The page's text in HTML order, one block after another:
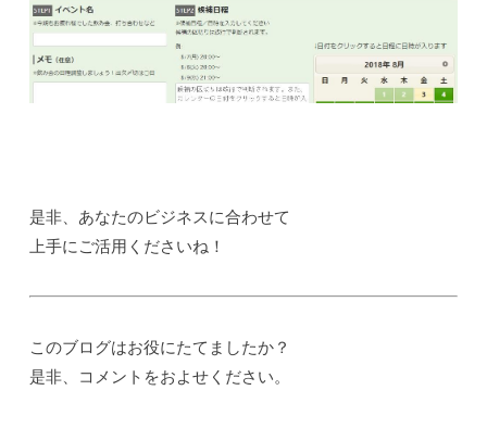
是非、あなたのビジネスに合わせて
上手にご活用くださいね！
このブログはお役にたてましたか？
是非、コメントをおよせください。